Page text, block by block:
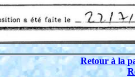
Retour à la